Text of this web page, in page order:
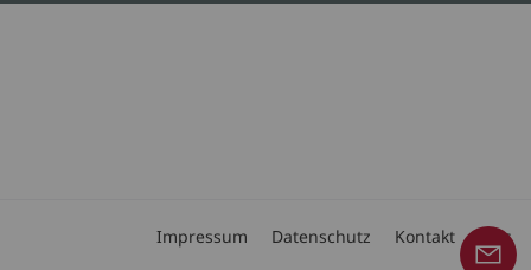
Impressum Datenschutz Kontakt Jobs